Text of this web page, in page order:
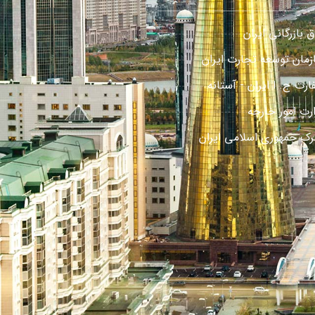
بازرگانی ایران
توسعه تجارت ایران
ج. ا ایران - آستانه
امور خارجه
جمهوری اسلامی ایران